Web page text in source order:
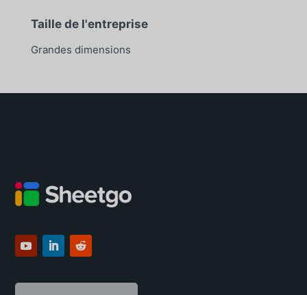
Taille de l'entreprise
Grandes dimensions